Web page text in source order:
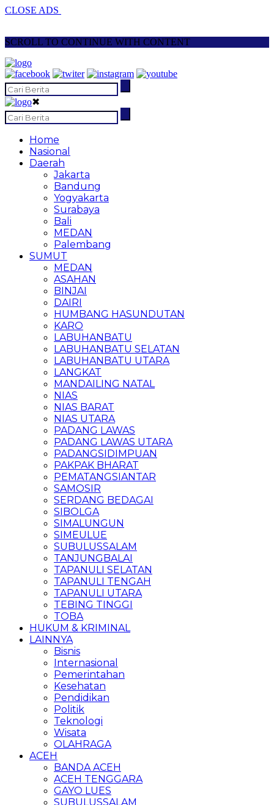
CLOSE ADS
SCROLL TO CONTINUE WITH CONTENT
✖
Home
Nasional
Daerah
Jakarta
Bandung
Yogyakarta
Surabaya
Bali
MEDAN
Palembang
SUMUT
MEDAN
ASAHAN
BINJAI
DAIRI
HUMBANG HASUNDUTAN
KARO
LABUHANBATU
LABUHANBATU SELATAN
LABUHANBATU UTARA
LANGKAT
MANDAILING NATAL
NIAS
NIAS BARAT
NIAS UTARA
PADANG LAWAS
PADANG LAWAS UTARA
PADANGSIDIMPUAN
PAKPAK BHARAT
PEMATANGSIANTAR
SAMOSIR
SERDANG BEDAGAI
SIBOLGA
SIMALUNGUN
SIMEULUE
SUBULUSSALAM
TANJUNGBALAI
TAPANULI SELATAN
TAPANULI TENGAH
TAPANULI UTARA
TEBING TINGGI
TOBA
HUKUM & KRIMINAL
LAINNYA
Bisnis
Internasional
Pemerintahan
Kesehatan
Pendidikan
Politik
Teknologi
Wisata
OLAHRAGA
ACEH
BANDA ACEH
ACEH TENGGARA
GAYO LUES
SUBULUSSALAM